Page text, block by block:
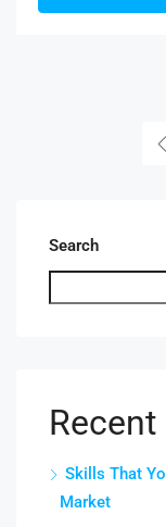
Search
Skills That
Market